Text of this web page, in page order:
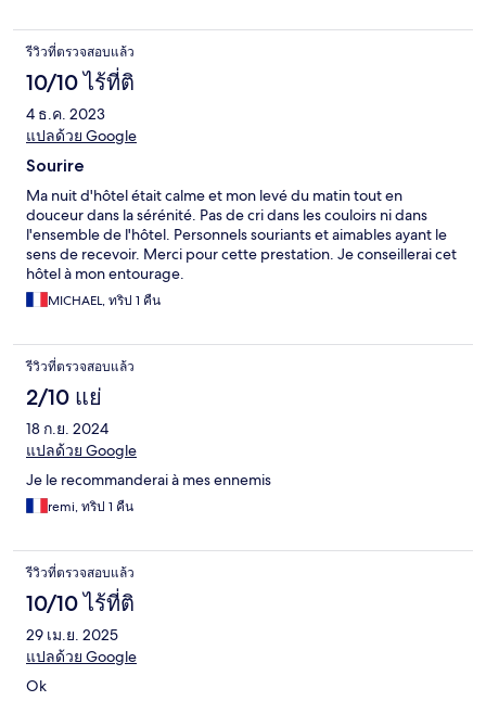
รีวิวที่ตรวจสอบแล้ว
10/10 ไร้ที่ติ
4 ธ.ค. 2023
แปลด้วย Google
Sourire
Ma nuit d'hôtel était calme et mon levé du matin tout en
douceur dans la sérénité. Pas de cri dans les couloirs ni dans
l'ensemble de l'hôtel. Personnels souriants et aimables ayant le
sens de recevoir. Merci pour cette prestation. Je conseillerai cet
hôtel à mon entourage.
MICHAEL, ทริป 1 คืน
รีวิวที่ตรวจสอบแล้ว
2/10 แย่
18 ก.ย. 2024
แปลด้วย Google
Je le recommanderai à mes ennemis
remi, ทริป 1 คืน
รีวิวที่ตรวจสอบแล้ว
10/10 ไร้ที่ติ
29 เม.ย. 2025
แปลด้วย Google
Ok